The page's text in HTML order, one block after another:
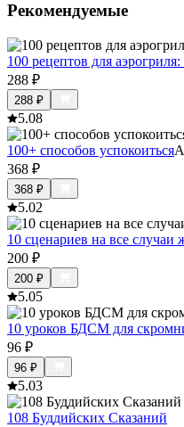
Рекомендуемые
100 рецептов для
288 ₽
288 ₽
5.08
100+ способов успокоиться
368 ₽
368 ₽
5.02
10 сценариев на все случаи
200 ₽
200 ₽
5.05
10 уроков БДСМ для
96 ₽
96 ₽
5.03
108 Буддийских Сказаний